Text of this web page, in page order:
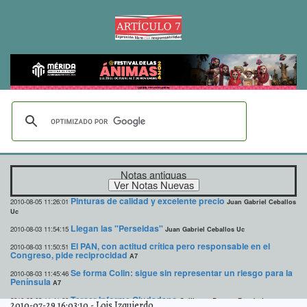
Notas antiguas
2010-08-05 11:26:01 Pinturas de calidad y excelente precio Juan Gabriel Ceballos
Uc
2010-08-03 11:54:15 Llegan las "Perseidas" Juan Gabriel Ceballos Uc
2010-08-03 11:50:51 El PAN, con actitud crítica pero responsable en el
Congreso, pide reciprocidad A7
2010-08-03 11:45:46 Se forma Colin: sigue sin representar un riesgo para la
Península A7
2010-08-03 11:41:00 Tercer Informe Ciudadano Guillermo Barrera Fernández